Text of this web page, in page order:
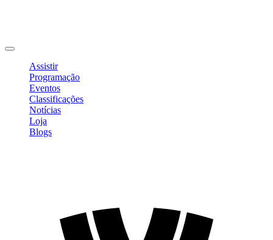
Assistir
Programação
Eventos
Classificações
Notícias
Loja
Blogs